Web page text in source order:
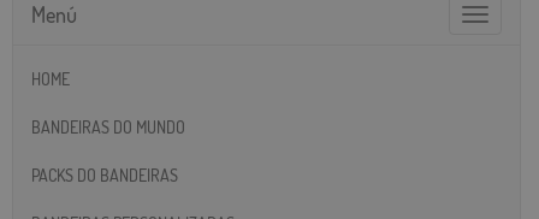
Toggle
Menú
HOME
BANDEIRAS DO MUNDO
PACKS DO BANDEIRAS